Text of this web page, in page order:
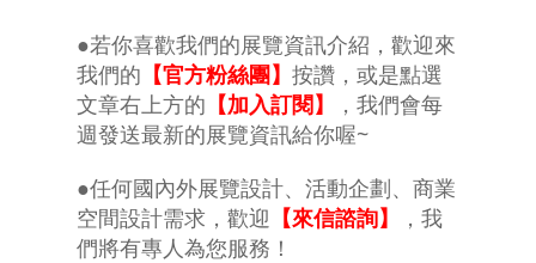
●若你喜歡我們的展覽資訊介紹，歡迎來
我們的 【官方粉絲團】 按讚，或是點選
文章右上方的 【加入訂閱】
，我們會每
週發送最新的展覽資訊給你喔~
●任何國內外展覽設計、活動企劃、商業
空間設計需求，歡迎 【來信諮詢】
，我
們將有專人為您服務！